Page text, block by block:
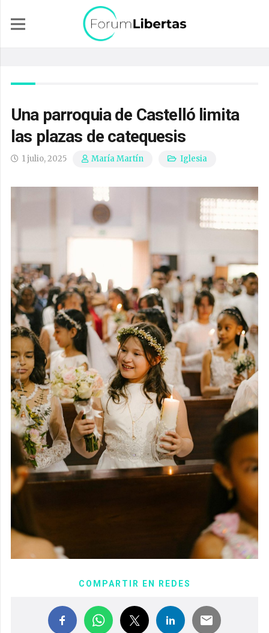
Una parroquia de Castelló limita
las plazas de catequesis
1 julio, 2025 María Martín Iglesia
COMPARTIR EN REDES